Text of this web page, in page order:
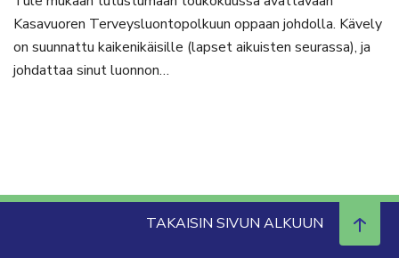
Kasavuoren Terveysluontopolkuun oppaan johdolla. Kävely
on suunnattu kaikenikäisille (lapset aikuisten seurassa), ja
johdattaa sinut luonnon…
TAKAISIN SIVUN ALKUUN